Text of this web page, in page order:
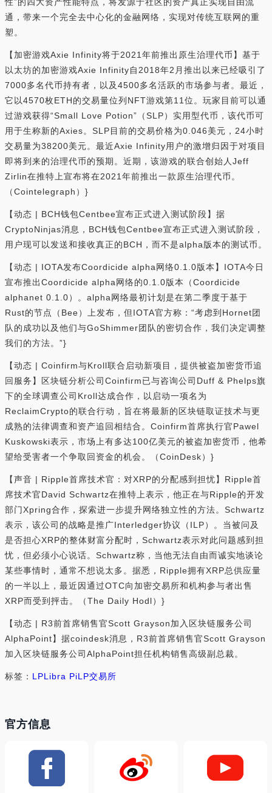
通，带来一个完全去中心化的金融网络，实现对传统互联网的重
塑。
【加密游戏Axie Infinity将于2021年前推出原生治理代币】基于
以太坊的加密游戏Axie Infinity自2018年2月推出以来已经吸引了
7000多名代币持有者，以及4500多名活跃的市场参与者。最近，
它以4570枚ETH的交易量位列NFT游戏第11位。玩家目前可以通
过游戏获得“Small Love Potion”（SLP）实用型代币，该代币可
用于生称新的Axies。SLP目前的交易价格为0.046美元，24小时
交易量为38200美元。最近Axie Infinity用户的激增归因于对项目
即将到来的治理代币的预期。近期，该游戏的联合创始人Jeff
Zirlin在推特上宣布将在2021年前推出一款原生治理代币。
（Cointelegraph）}
【动态 | BCH钱包Centbee宣布正式进入测试阶段】据
CryptoNinjas消息，BCH钱包Centbee宣布正式进入测试阶段，
用户现可以发送和接收真正的BCH，而不是alpha版本的测试币。
【动态 | IOTA发布Coordicide alpha网络0.1.0版本】IOTA今日
宣布推出Coordicide alpha网络的0.1.0版本（Coordicide
alphanet 0.1.0）。alpha网络最初计划是在第二季度于基于
Rust的节点（Bee）上发布，但IOTA官方称：“考虑到Hornet团
队的成功以及他们与GoShimmer团队的密切合作，我们决定调整
我们的方法。”}
【动态 | Coinfirm与Kroll联合启动新项目，提供被盗加密货币追
回服务】区块链分析公司Coinfirm已与咨询公司Duff & Phelps旗
下的全球调查公司Kroll达成合作，以启动一项名为
ReclaimCrypto的联合行动，旨在将最新的区块链取证技术与更
成熟的法律调查和资产追回相结合。Coinfirm首席执行官Pawel
Kuskowski表示，市场上有多达100亿美元的被盗加密货币，他希
望给受害者一个争取回资金的机会。（CoinDesk）}
【声音 | Ripple首席技术官：对XRP的分配感到担忧】Ripple首
席技术官David Schwartz在推特上表示，他正在与Ripple的开发
部门Xpring合作，探索进一步提升网络独立性的方法。Schwartz
表示，该公司的战略是推广Interledger协议（ILP）。当被问及
是否担心XRP的整体财富分配时，Schwartz表示对此问题感到担
忧，但必须小心说话。Schwartz称，当他无法自由而诚实地谈论
某些事情时，通常不想说太多。据悉，Ripple拥有XRP总供应量
的一半以上，最近因通过OTC向加密交易所和机构参与者出售
XRP而受到抨击。（The Daily Hodl）}
【动态 | R3前首席销售官Scott Grayson加入区块链服务公司
AlphaPoint】据coindesk消息，R3前首席销售官Scott Grayson
加入区块链服务公司AlphaPoint担任机构销售高级副总裁。
标签： LPLibra PiLP交易所
官方信息